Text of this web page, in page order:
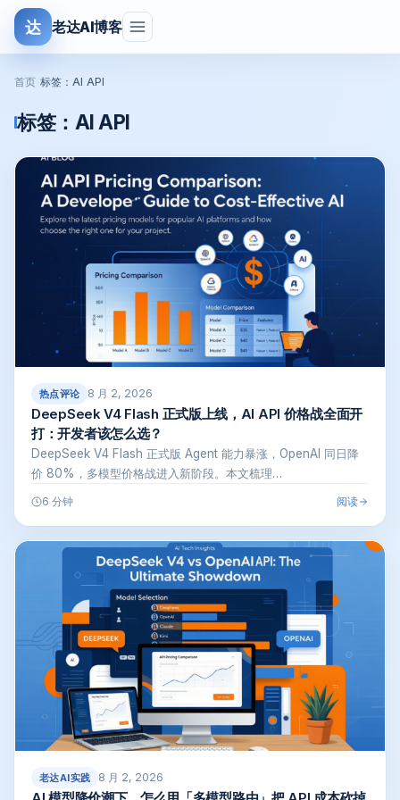
达 老达AI博客
首页 标签：AI API
标签： AI API
热点评论 8 月 2, 2026
DeepSeek V4 Flash 正式版上线，AI API 价格战全面开
打：开发者该怎么选？
DeepSeek V4 Flash 正式版 Agent 能力暴涨，OpenAI 同日降
价 80%，多模型价格战进入新阶段。本文梳理…
6 分钟 阅读
老达AI实践 8 月 2, 2026